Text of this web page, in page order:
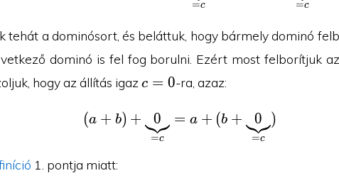
=c =c
tehát a dominósort, és beláttuk, hogy bármely dominó
dominó is fel fog borulni. Ezért most felborítjuk
hogy az állítás igazc=0
c = 0-ra, azaz:
(a + b) +
=c
0 = a + (b +
=c
0 )
1. pontja miatt: